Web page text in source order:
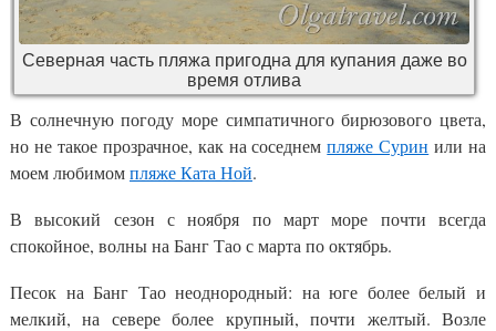
Северная часть пляжа пригодна для купания даже во
время отлива
В солнечную погоду море симпатичного бирюзового цвета,
но не такое прозрачное, как на соседнемпляже Сурин или на
моем любимомпляже Ката Ной.
В высокий сезон с ноября по март море почти всегда
спокойное, волны на Банг Тао с марта по октябрь.
Песок на Банг Тао неоднородный: на юге более белый и
мелкий, на севере более крупный, почти желтый. Возле